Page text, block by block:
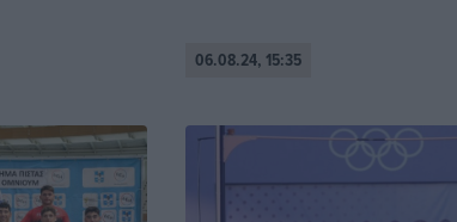
06.08.24, 15:35